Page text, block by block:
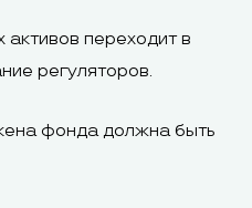
переходит в
регуляторов.
фонда должна быть